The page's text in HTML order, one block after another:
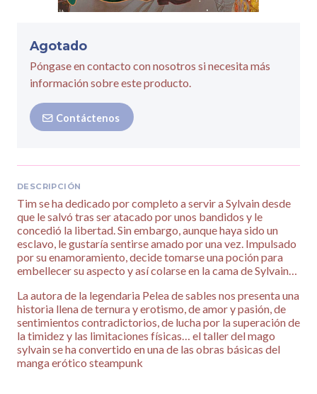
Agotado
Póngase en contacto con nosotros si necesita más
información sobre este producto.
Contáctenos
DESCRIPCIÓN
Tim se ha dedicado por completo a servir a Sylvain desde
que le salvó tras ser atacado por unos bandidos y le
concedió la libertad. Sin embargo, aunque haya sido un
esclavo, le gustaría sentirse amado por una vez. Impulsado
por su enamoramiento, decide tomarse una poción para
embellecer su aspecto y así colarse en la cama de Sylvain…
La autora de la legendaria Pelea de sables nos presenta una
historia llena de ternura y erotismo, de amor y pasión, de
sentimientos contradictorios, de lucha por la superación de
la timidez y las limitaciones físicas… el taller del mago
sylvain se ha convertido en una de las obras básicas del
manga erótico steampunk